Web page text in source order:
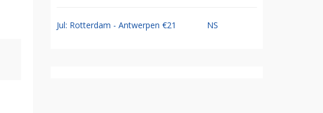
Jul: Rotterdam - Antwerpen €21 NS